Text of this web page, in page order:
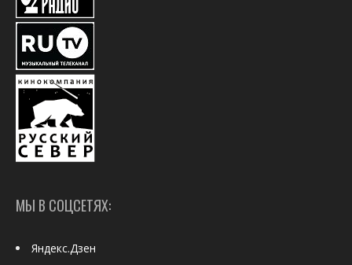
МЫ В СОЦСЕТЯХ:
Яндекс.Дзен